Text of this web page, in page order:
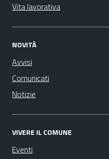
Vita lavorativa
NOVITÀ
Avvisi
Comunicati
Notizie
VIVERE IL COMUNE
Eventi